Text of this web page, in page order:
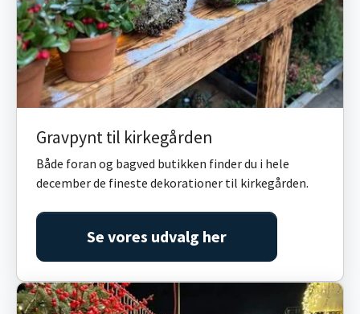
Gravpynt til kirkegården
Både foran og bagved butikken finder du i hele
december de fineste dekorationer til kirkegården.
Se vores udvalg her